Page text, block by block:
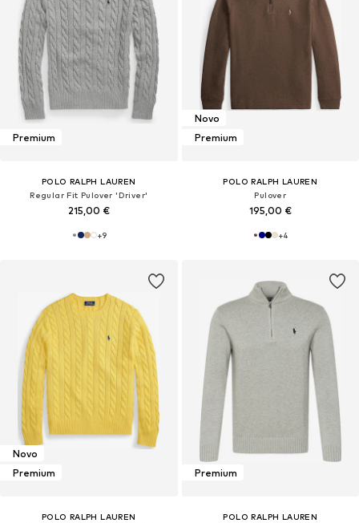
Premium
POLO RALPH LAUREN
Regular Fit Pulover 'Driver'
215,00 €
+9
Novo
Premium
POLO RALPH LAUREN
Pulover
195,00 €
+4
Novo
Premium
POLO RALPH LAUREN
Premium
POLO RALPH LAUREN